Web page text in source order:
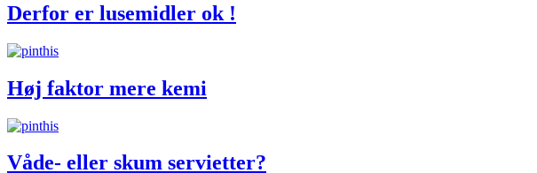
Derfor er lusemidler ok !
Høj faktor mere kemi
Våde- eller skum servietter?